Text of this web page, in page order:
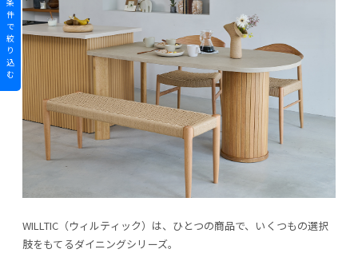
WILLTIC（ウィルティック）は、ひとつの商品で、いくつもの選択
肢をもてるダイニングシリーズ。
件
で
絞
り
込
む